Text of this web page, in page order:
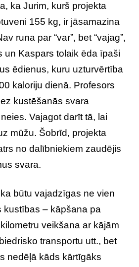
ka Jurim, kurš projekta
155 kg, ir jāsamazina
runa par “var”, bet “vajag”,
un Kaspars tolaik ēda īpaši
ēdienus, kuru uzturvērtība
kaloriju dienā. Profesors
kustēšanās svara
Vajagot darīt tā, lai
mūžu. Šobrīd, projekta
no dalībniekiem zaudējis
svara.
būtu vajadzīgas ne vien
kustības – kāpšana pa
veikšana ar kājām
transportu utt., bet
nedēļā kāds kārtīgāks